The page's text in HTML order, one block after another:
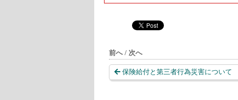
前へ / 次へ
保険給付と第三者行為災害について